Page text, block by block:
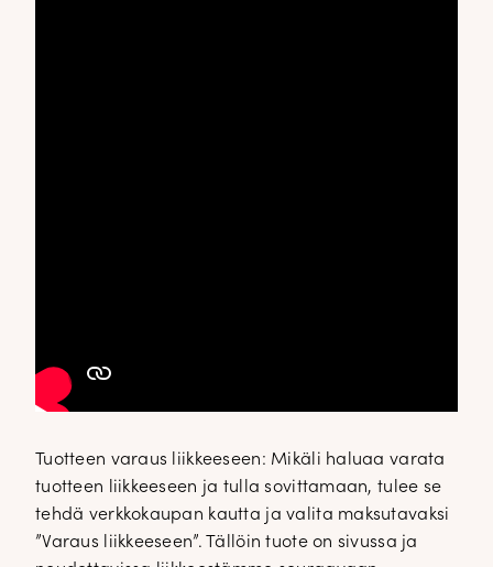
Tuotteen varaus liikkeeseen: Mikäli haluaa varata
tuotteen liikkeeseen ja tulla sovittamaan, tulee se
tehdä verkkokaupan kautta ja valita maksutavaksi
”Varaus liikkeeseen”. Tällöin tuote on sivussa ja